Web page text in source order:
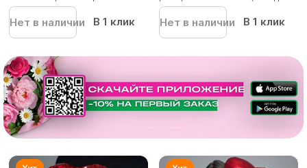
Нет в наличии В 1 клик Нет в наличии В 1 клик